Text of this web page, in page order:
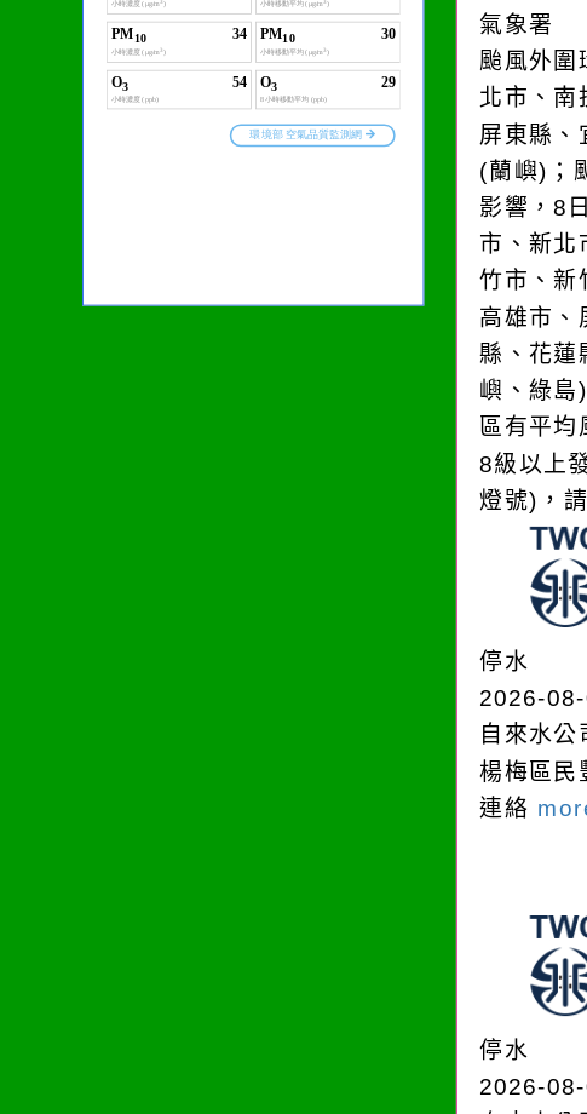
氣象署
颱風外圍
北市、南
屏東縣、
(蘭嶼)；
影響，8
市、新北
竹市、新
高雄市、
縣、花蓮
嶼、綠島
區有平均
8級以上
燈號)，
停水
2026-
自來水公
楊梅區民
連絡
停水
2026-